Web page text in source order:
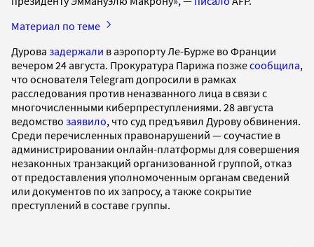
Материал по теме
Дурова задержали в аэропорту Ле-Бурже во Франции
вечером 24 августа. Прокуратура Парижа позжесообщила,
что основателя Telegram допросили в рамках
расследования против неназванного лица в связи с
многочисленными киберпреступлениями. 28 августа
ведомство заявило, что суд предъявил Дурову обвинения.
Среди перечисленных правонарушений — соучастие в
администрировании онлайн-платформы для совершения
незаконных транзакций организованной группой, отказ
от предоставления уполномоченным органам сведений
или документов по их запросу, а также сокрытие
преступлений в составе группы.